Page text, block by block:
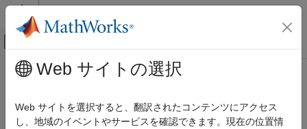
コンテンツへスキップ
オフキャンバス ナビゲーション メ
ドキュメンテーションのホーム
メインコンテンツ
Web サイトの選択
Web サイトを選択すると、翻訳されたコンテンツにアクセス
し、地域のイベントやサービスを確認できます。現在の位置情